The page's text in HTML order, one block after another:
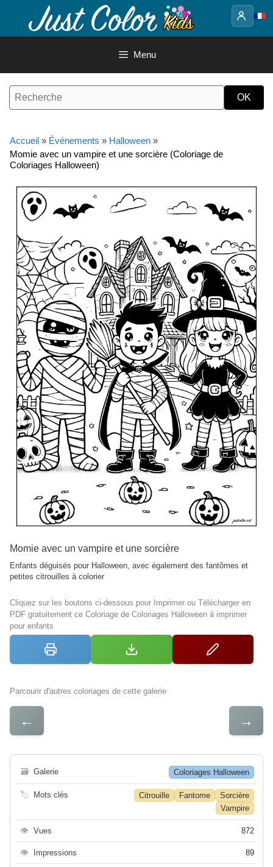
contenu
Menu
Accueil » Événements » Halloween »
Momie avec un vampire et une sorcière (Coloriage de
Coloriages Halloween)
Momie avec un vampire et une sorcière
Enfants déguisés pour Halloween, avec également des fantômes et
petites citrouilles à colorier
Cliquez sur les boutons ci-dessous pour Imprimer ou Télécharger en
PDF gratuitement ce Coloriage de Coloriages Halloween à imprimer
pour enfants
Parcourir d'autres coloriages de cette galerie
← →
🗃 Galerie Coloriages Halloween
🏷 Mots clés Citrouille Fantome
Sorcière
Vampire
👁 Vues 872
👁 Impressions 89